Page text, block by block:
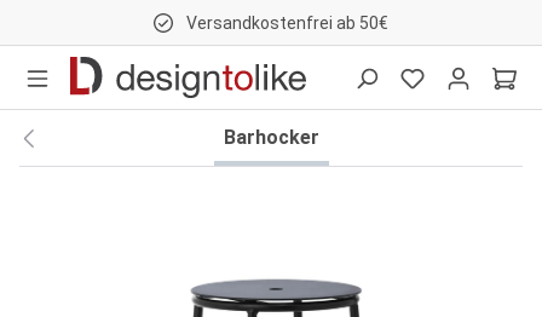
Versandkostenfrei ab 50€
Barhocker